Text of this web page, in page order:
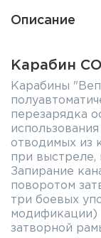
Описание
Карабин
Карабины
перезарядка
отводимых из
при выстреле,
Запирание
поворотом
три боевых
модификации)
затворной